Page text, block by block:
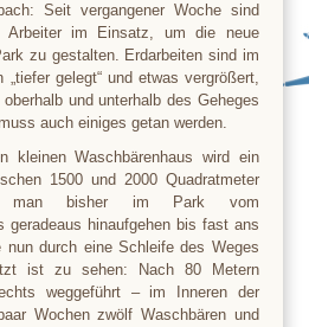
Seit vergangener Woche sind
Arbeiter im Einsatz, um die neue
zu gestalten. Erdarbeiten sind im
„tiefer gelegt“ und etwas vergrößert,
und unterhalb des Geheges
auch einiges getan werden.
kleinen Waschbärenhaus wird ein
1500 und 2000 Quadratmeter
man bisher im Park vom
geradeaus hinaufgehen bis fast ans
nun durch eine Schleife des Weges
ist zu sehen: Nach 80 Metern
weggeführt – im Inneren der
Wochen zwölf Waschbären und